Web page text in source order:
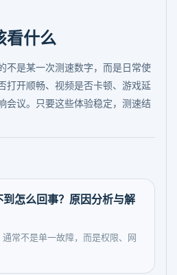
看什么
不是某一次测速数字，而是日常使
打开顺畅、视频是否卡顿、游戏延
会议。只要这些体验稳定，测速结
怎么回事？原因分析与解
常不是单一故障，而是权限、网